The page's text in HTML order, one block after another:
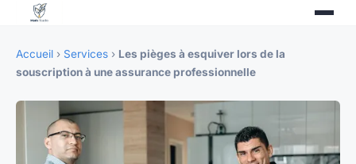
Accueil › Services › Les pièges à esquiver lors de la
souscription à une assurance professionnelle